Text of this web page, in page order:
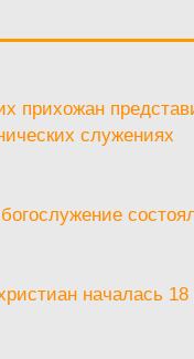
прихожан
служениях
началась 18